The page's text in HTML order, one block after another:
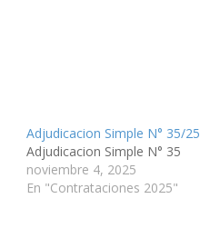
Adjudicacion Simple N° 35/25
Adjudicacion Simple N° 35
noviembre 4, 2025
En "Contrataciones 2025"